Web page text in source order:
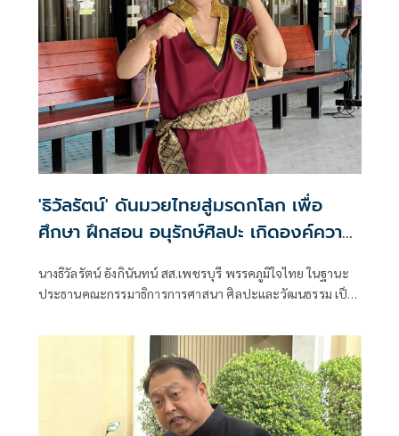
ค้านก็จะนำเรื่องกลับหารือแต่ละพรรค ยืนยันว่ามีความพร้อม
อยู่แล้ว ซึ่งต้องดูไทม์ไลน์ว่าพรรคประชาชนกำหนดช่วงไหน
เพราะเมื่อเปิดสภามา
'ธิวัลรัตน์' ดันมวยไทยสู่มรดกโลก เพื่อ
ศึกษา ฝึกสอน อนุรักษ์ศิลปะ เกิดองค์ความ
นานาชาติ
นางธิวัลรัตน์ อังกินันทน์ สส.เพชรบุรี พรรคภูมิใจไทย ในฐานะ
ประธานคณะกรรมาธิการการศาสนา ศิลปะและวัฒนธรรม เป็น
ณ โรงเรียนราชประชานุเคราะห์ 47 จังหวัดเพชรบุรี ร่วมกับ
สมาคมสยามยุทธกีฬาพื้นเมืองไทย ตลอดจนทุกภาคส่วน ที่ร่วม
แรงร่วมใจจัดเวทีแห่งการเรียนรู้ เพื่อแลกเปลี่ยนองค์ความรู้และ
สร้างเครือข่ายมวยไทยในระดับนานาชาติ